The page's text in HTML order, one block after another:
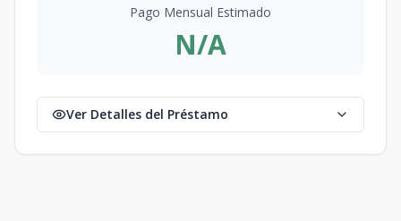
Pago Mensual Estimado
N/A
Ver Detalles del Préstamo